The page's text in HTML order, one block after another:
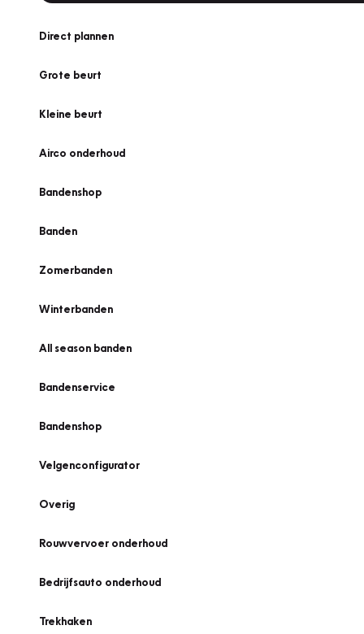
Direct plannen
Grote beurt
Kleine beurt
Airco onderhoud
Bandenshop
Banden
Zomerbanden
Winterbanden
All season banden
Bandenservice
Bandenshop
Velgenconfigurator
Overig
Rouwvervoer onderhoud
Bedrijfsauto onderhoud
Trekhaken